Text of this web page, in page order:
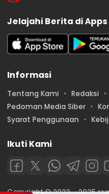
Jelajahi Berita di Apps
Informasi
Tentang Kami Redaksi
Pedoman Media Siber
Syarat Penggunaan
Ikuti Kami
Copyright © 2022 – 2025